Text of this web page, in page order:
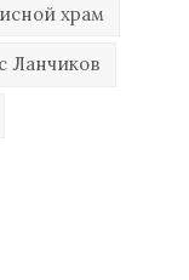
храм
Ланчиков